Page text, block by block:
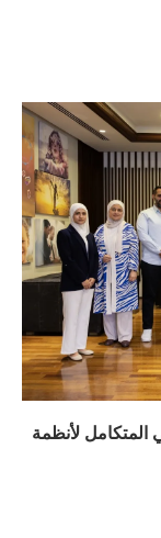
المتكامل لأنظمة